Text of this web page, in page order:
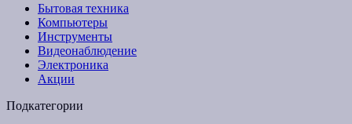
Бытовая техника
Компьютеры
Инструменты
Видеонаблюдение
Электроника
Акции
Подкатегории